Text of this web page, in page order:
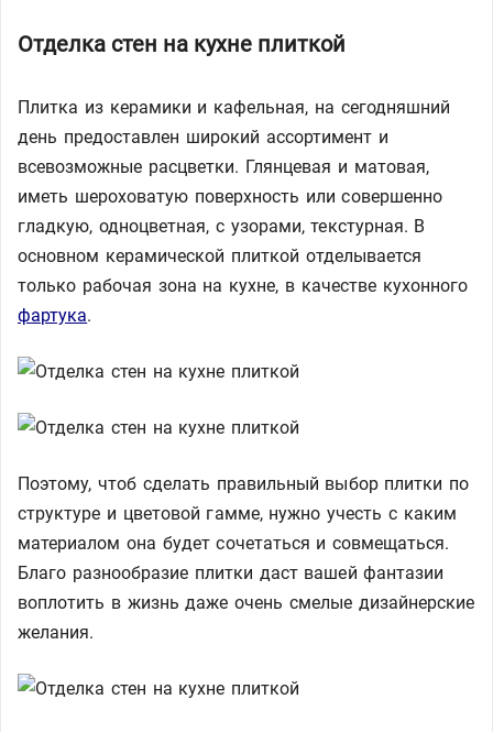
Отделка стен на кухне плиткой
Плитка из керамики и кафельная, на сегодняшний
день предоставлен широкий ассортимент и
всевозможные расцветки. Глянцевая и матовая,
иметь шероховатую поверхность или совершенно
гладкую, одноцветная, с узорами, текстурная. В
основном керамической плиткой отделывается
только рабочая зона на кухне, в качестве кухонного
фартука.
Поэтому, чтоб сделать правильный выбор плитки по
структуре и цветовой гамме, нужно учесть с каким
материалом она будет сочетаться и совмещаться.
Благо разнообразие плитки даст вашей фантазии
воплотить в жизнь даже очень смелые дизайнерские
желания.